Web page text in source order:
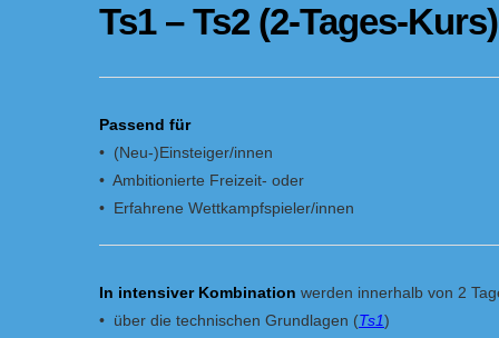
Ts1 – Ts2 (2-Tages-Kurs)
Passend für
• (Neu-)Einsteiger/innen
• Ambitionierte Freizeit- oder
• Erfahrene Wettkampfspieler/innen
In intensiver Kombination werden innerhalb von 2
• über die technischen Grundlagen (Ts1)